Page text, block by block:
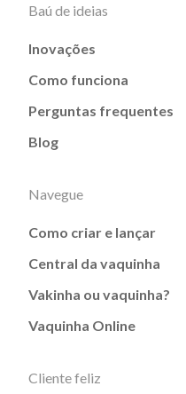
Baú de ideias
Inovações
Como funciona
Perguntas frequentes
Blog
Navegue
Como criar e lançar
Central da vaquinha
Vakinha ou vaquinha?
Vaquinha Online
Cliente feliz